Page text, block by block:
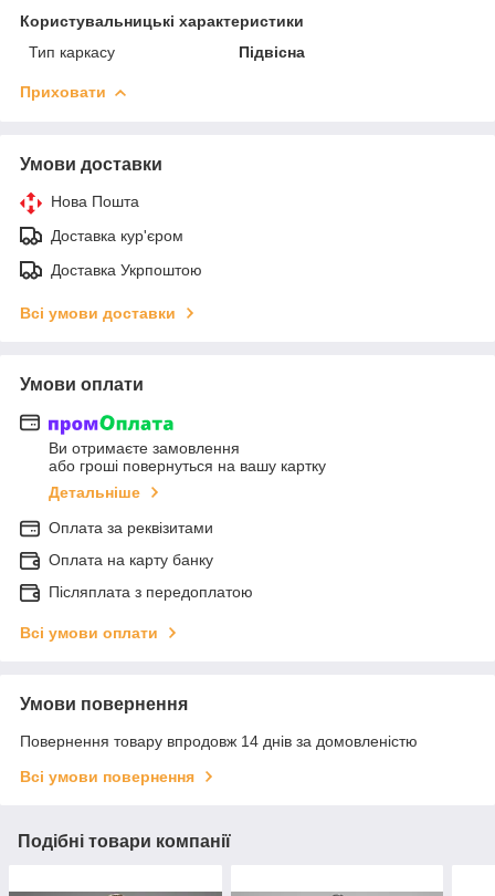
Користувальницькі характеристики
Тип каркасу
Підвісна
Приховати
Умови доставки
Нова Пошта
Доставка кур'єром
Доставка Укрпоштою
Всі умови доставки
Умови оплати
Ви отримаєте замовлення
або гроші повернуться на вашу картку
Детальніше
Оплата за реквізитами
Оплата на карту банку
Післяплата з передоплатою
Всі умови оплати
Умови повернення
Повернення товару впродовж 14 днів за домовленістю
Всі умови повернення
Подібні товари компанії